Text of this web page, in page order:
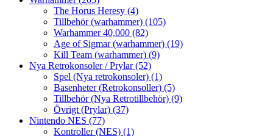
The Horus Heresy (4)
Tillbehör (warhammer) (105)
Warhammer 40,000 (82)
Age of Sigmar (warhammer) (19)
Kill Team (warhammer) (9)
Nya Retrokonsoler / Prylar(52)
Spel (Nya retrokonsoler) (1)
Basenheter (Retrokonsoller) (5)
Tillbehör (Nya Retrotillbehör) (9)
Övrigt (Prylar) (37)
Nintendo NES (77)
Kontroller (NES) (1)